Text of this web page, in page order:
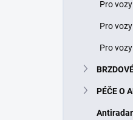
Pro
Pro
Pro
PÉČE O